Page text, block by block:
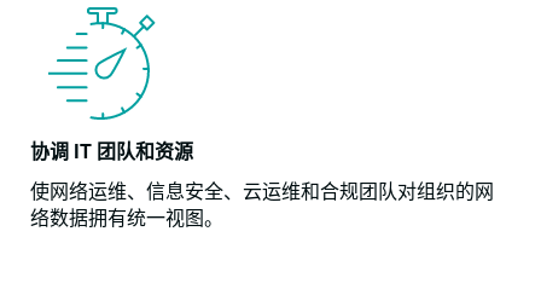
协调 IT 团队和资源
使网络运维、信息安全、云运维和合规团队对组织的网
络数据拥有统一视图。